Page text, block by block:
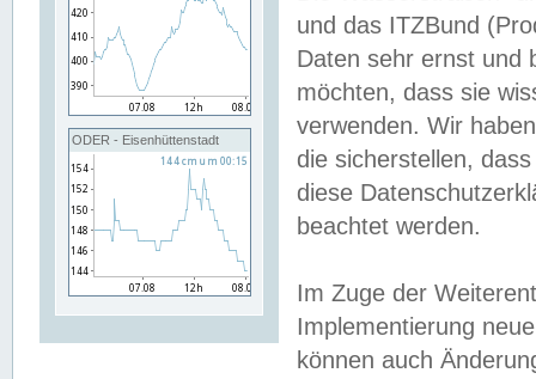
ODER - Eisenhüttenstadt
und das ITZBund
Daten sehr ernst und
möchten, dass sie
verwenden. Wir
die sicherstellen,
diese
beachtet werden.
Im Zuge der
Implementierung
können auch